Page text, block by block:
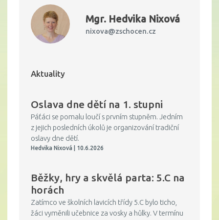
Mgr. Hedvika Nixová
nixova@zschocen.cz
Aktuality
Oslava dne dětí na 1. stupni
Páťáci se pomalu loučí s prvním stupněm. Jedním
z jejich posledních úkolů je organizování tradiční
oslavy dne dětí.
Hedvika Nixová | 10.6.2026
Běžky, hry a skvělá parta: 5.C na
horách
Zatímco ve školních lavicích třídy 5.C bylo ticho,
žáci vyměnili učebnice za vosky a hůlky. V termínu